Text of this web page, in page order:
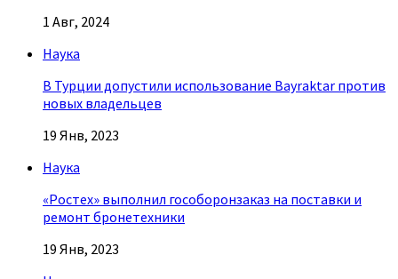
1 Авг, 2024
Наука
В Турции допустили использование Bayraktar против
новых владельцев
19 Янв, 2023
Наука
«Ростех» выполнил гособоронзаказ на поставки и
ремонт бронетехники
19 Янв, 2023